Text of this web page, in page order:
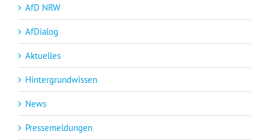
AfD NRW
AfDialog
Aktuelles
Hintergrundwissen
News
Pressemeldungen